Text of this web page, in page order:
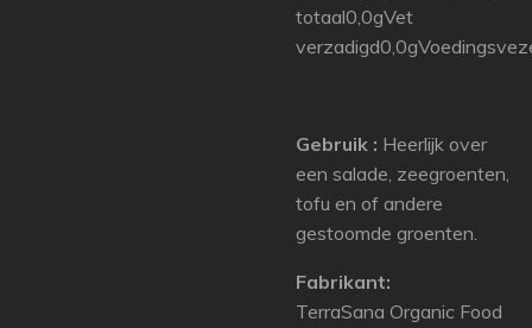
totaal0,0gVet
Gebruik : Heerlijk over
een salade, zeegroenten,
tofu en of andere
gestoomde groenten.
Fabrikant:
TerraSana Organic Food